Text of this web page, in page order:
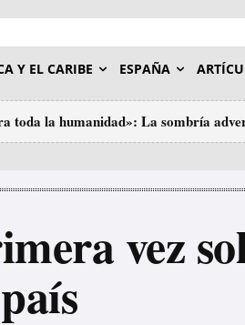
Y EL CARIBE ESPAÑA
toda la humanidad»: La sombría
vez